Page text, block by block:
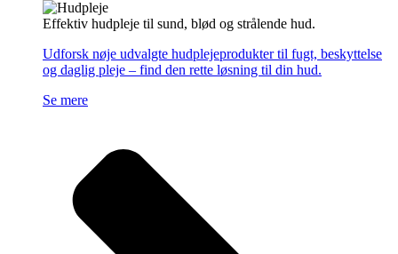
Effektiv hudpleje til sund, blød og strålende hud.
Udforsk nøje udvalgte hudplejeprodukter til fugt, beskyttelse
og daglig pleje – find den rette løsning til din hud.
Se mere